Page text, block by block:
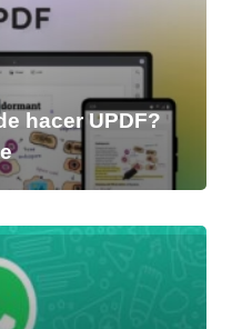
hacer UPDF?